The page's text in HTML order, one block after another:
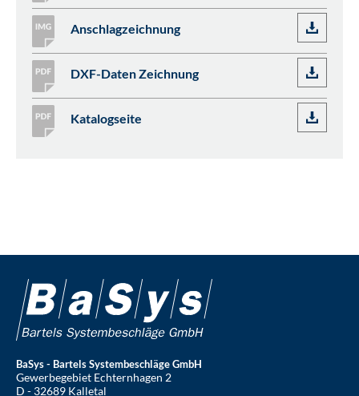
Anschlagzeichnung
DXF-Daten Zeichnung
Katalogseite
BaSys - Bartels Systembeschläge GmbH
Gewerbegebiet Echternhagen 2
D - 32689 Kalletal